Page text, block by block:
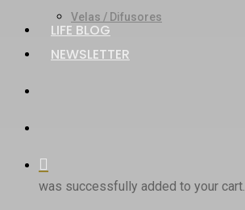
Velas / Difusores
LIFE BLOG
NEWSLETTER
was successfully added to your cart.